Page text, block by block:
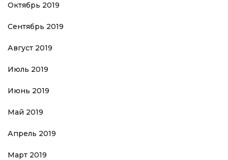
Октябрь 2019
Сентябрь 2019
Август 2019
Июль 2019
Июнь 2019
Май 2019
Апрель 2019
Март 2019